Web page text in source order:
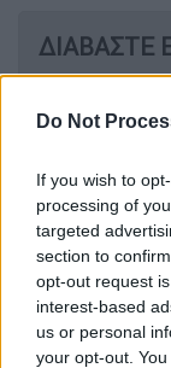
Do Not
If you wish to
processing of
targeted
section to
opt-out request
interest-based
us or personal
your opt-out.
ΔΙΑΒΑΣΤΕ
Μπαράζ
ομάδες
Ρεύμα:
ώρες